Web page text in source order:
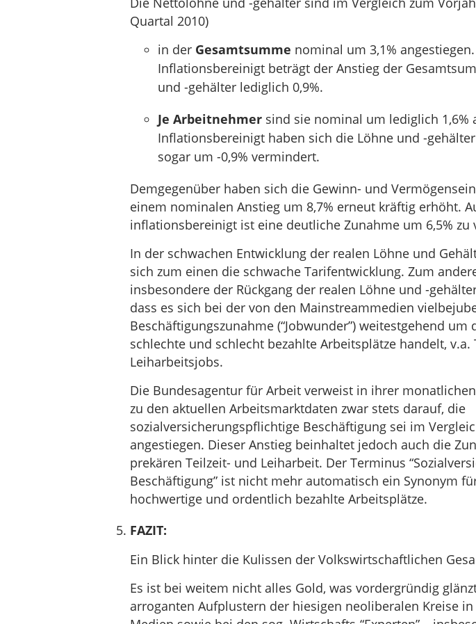
Quartal 2010)
in der Gesamtsumme nominal um 3,1% angestiegen.
Inflationsbereinigt beträgt der Anstieg der
und -gehälter lediglich 0,9%.
Je Arbeitnehmersind sie nominal um lediglich 1,6%
Inflationsbereinigt haben sich die Löhne und -
sogar um -0,9% vermindert.
Demgegenüber haben sich die Gewinn- und
einem nominalen Anstieg um 8,7% erneut kräftig erhöht.
inflationsbereinigt ist eine deutliche Zunahme um 6,5% zu
In der schwachen Entwicklung der realen Löhne und
sich zum einen die schwache Tarifentwicklung. Zum
insbesondere der Rückgang der realen Löhne und -
dass es sich bei der von den Mainstreammedien
Beschäftigungszunahme (“Jobwunder”) weitestgehend um
schlechte und schlecht bezahlte Arbeitsplätze handelt, v.a.
Leiharbeitsjobs.
Die Bundesagentur für Arbeit verweist in ihrer
zu den aktuellen Arbeitsmarktdaten zwar stets darauf, die
sozialversicherungspflichtige Beschäftigung sei im
angestiegen. Dieser Anstieg beinhaltet jedoch auch die
prekären Teilzeit- und Leiharbeit. Der Terminus
Beschäftigung” ist nicht mehr automatisch ein Synonym
hochwertige und ordentlich bezahlte Arbeitsplätze.
FAZIT:
Ein Blick hinter die Kulissen der Volkswirtschaftlichen
Es ist bei weitem nicht alles Gold, was vordergründig
arroganten Aufplustern der hiesigen neoliberalen Kreise